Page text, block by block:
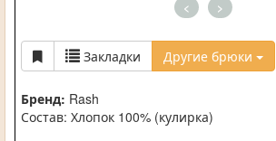
< >
Закладки Другие брюки
Бренд: Rash
Состав: Хлопок 100% (кулирка)